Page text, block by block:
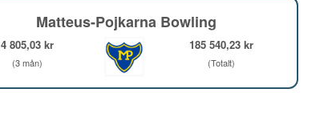
Matteus-Pojkarna Bowling
4 805,03 kr
(3 mån)
185 540,23 kr
(Totalt)